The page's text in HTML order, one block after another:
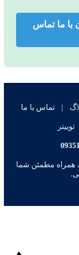
با ما تماس
| تماس با ما
توییتر
همراه مطمئن شما